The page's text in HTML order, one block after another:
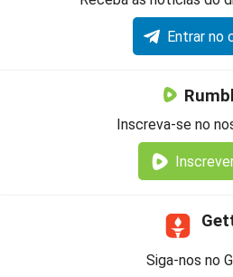
Entrar no
Inscreva-se no
Siga-nos no